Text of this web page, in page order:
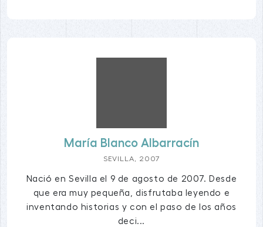
María Blanco Albarracín
SEVILLA, 2007
Nació en Sevilla el 9 de agosto de 2007. Desde
que era muy pequeña, disfrutaba leyendo e
inventando historias y con el paso de los años
deci...